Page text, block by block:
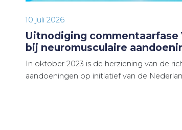
10 juli 2026
Uitnodiging
bij neuromusculaire
In oktober 2023 is de herziening van de
aandoeningen op initiatief van de